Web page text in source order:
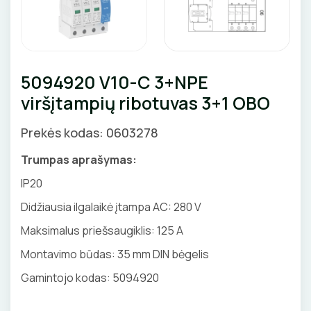
Pirties apšvietimas
Valdikliai, pulteliai
GNYBTAI
KABELIAI, LAIDAI
IZOLIACINĖS JUOSTOS
TERMO VAMZDELIAI, PIRŠTINĖS
TVIRTINIMO DETALĖS
Priedai
SKAITIKLIAI
VARIKLIO JUNGIKLIAI
IŠMANŪS NAMAI
SROVĖS TRANSFORMATORIAI
5094920 V10-C 3+NPE
viršįtampių ribotuvas 3+1 OBO
Prekės kodas: 0603278
Trumpas aprašymas:
IP20
Didžiausia ilgalaikė įtampa AC: 280 V
Maksimalus priešsaugiklis: 125 A
Montavimo būdas: 35 mm DIN bėgelis
Gamintojo kodas: 5094920